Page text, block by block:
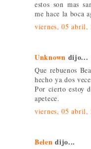
estos son mas
me hace la boca
viernes, 05 abril,
Unknown dijo...
Que rebuenos
hecho ya dos
Por cierto estoy
apetece.
viernes, 05 abril,
Belen dijo...